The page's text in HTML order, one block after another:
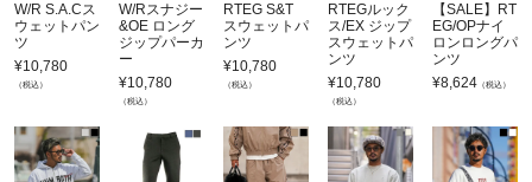
W/R S.A.Cス
ウェットパン
ツ
¥10,780
（税込）
W/Rスナジー
&OE ロング
ジップパーカ
ー
¥10,780
（税込）
RTEG S&T
スウェットパ
ンツ
¥10,780
（税込）
RTEGルック
ス/EX ジップ
スウェットパ
ンツ
¥10,780
（税込）
【SALE】RT
EG/OPナイ
ロンロングパ
ンツ
¥8,624 （税込）